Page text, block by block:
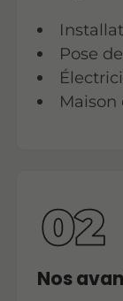
Pose
Maison
Nos